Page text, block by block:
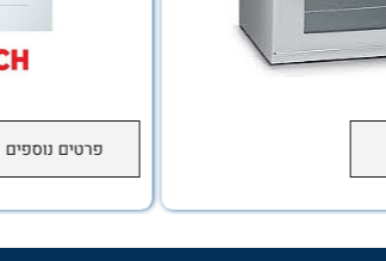
פרטים נוספים